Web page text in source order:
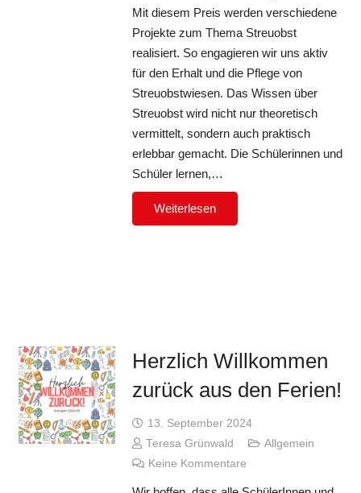
Mit diesem Preis werden verschiedene
Projekte zum Thema Streuobst
realisiert. So engagieren wir uns aktiv
für den Erhalt und die Pflege von
Streuobstwiesen. Das Wissen über
Streuobst wird nicht nur theoretisch
vermittelt, sondern auch praktisch
erlebbar gemacht. Die Schülerinnen und
Schüler lernen,…
Weiterlesen
Herzlich Willkommen
zurück aus den Ferien!
13. September 2024
Teresa Grünwald
Allgemein
Keine Kommentare